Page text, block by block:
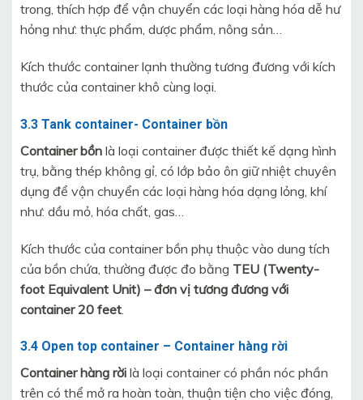
trong, thích hợp để vận chuyển các loại hàng hóa dễ hư
hỏng như: thực phẩm, dược phẩm, nông sản…
Kích thước container lạnh thường tương đương với kích
thước của container khô cùng loại.
3.3 Tank container- Container bồn
Container bồn là loại container được thiết kế dạng hình
trụ, bằng thép không gỉ, có lớp bảo ôn giữ nhiệt chuyên
dụng để vận chuyển các loại hàng hóa dạng lỏng, khí
như: dầu mỏ, hóa chất, gas…
Kích thước của container bồn phụ thuộc vào dung tích
của bồn chứa, thường được đo bằng TEU (Twenty-
foot Equivalent Unit) – đơn vị tương đương với
container 20 feet
3.4 Open top container – Container hàng rời
Container hàng rời là loại container có phần nóc phần
trên có thể mở ra hoàn toàn, thuận tiện cho việc đóng,